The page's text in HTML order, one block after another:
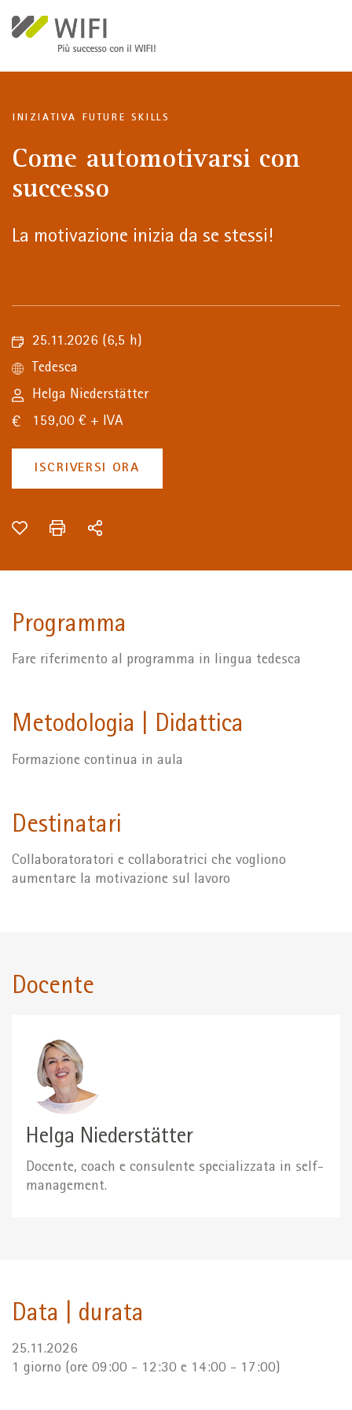
INIZIATIVA FUTURE SKILLS
Come automotivarsi con
successo
La motivazione inizia da se stessi!
25.11.2026 (6,5 h)
Tedesca
Helga Niederstätter
159,00 € + IVA
ISCRIVERSI ORA
Programma
Fare riferimento al programma in lingua tedesca
Metodologia | Didattica
Formazione continua in aula
Destinatari
Collaboratoratori e collaboratrici che vogliono
aumentare la motivazione sul lavoro
Docente
Helga Niederstätter
Docente, coach e consulente specializzata in self-
management.
Data | durata
25.11.2026
1 giorno (ore 09:00 - 12:30 e 14:00 - 17:00)